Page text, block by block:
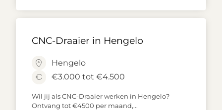
CNC-Draaier in Hengelo
Hengelo
€3.000 tot €4.500
Wil jij als CNC-Draaier werken in Hengelo?
Ontvang tot €4500 per maand,...